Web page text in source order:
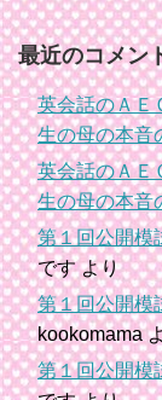
最近のコメン
英会話のＡＥ
生の母の本音
英会話のＡＥ
生の母の本音
第１回公開模
ですより
第１回公開模
kookomama
第１回公開模